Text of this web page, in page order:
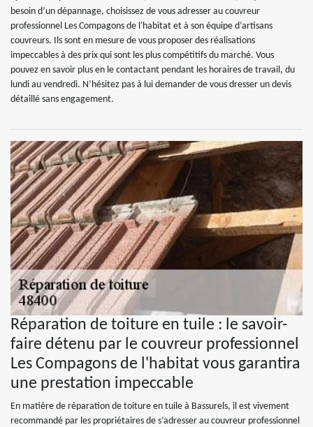
besoin d’un dépannage, choisissez de vous adresser au couvreur
professionnel Les Compagons de l'habitat et à son équipe d’artisans
couvreurs. Ils sont en mesure de vous proposer des réalisations
impeccables à des prix qui sont les plus compétitifs du marché. Vous
pouvez en savoir plus en le contactant pendant les horaires de travail, du
lundi au vendredi. N’hésitez pas à lui demander de vous dresser un devis
détaillé sans engagement.
Réparation de toiture en tuile : le savoir-
faire détenu par le couvreur professionnel
Les Compagons de l'habitat vous garantira
une prestation impeccable
En matière de réparation de toiture en tuile à Bassurels, il est vivement
recommandé par les propriétaires de s’adresser au couvreur professionnel